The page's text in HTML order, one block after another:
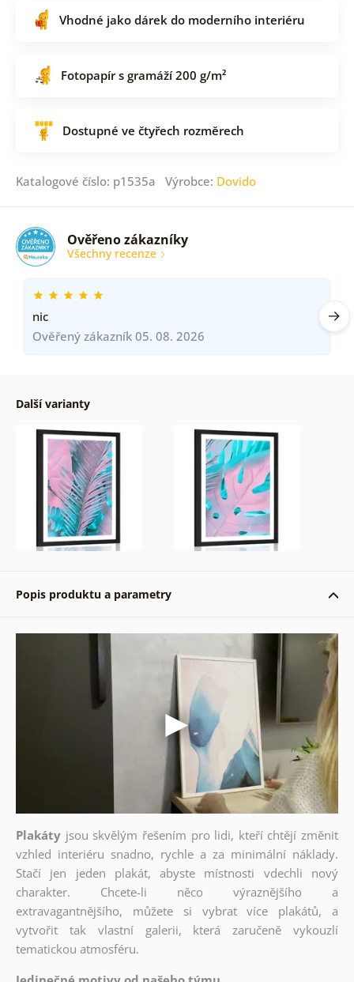
Vhodné jako dárek do moderního interiéru
Fotopapír s gramáží 200 g/m²
Dostupné ve čtyřech rozměrech
Katalogové číslo: p1535a Výrobce: Dovido
Ověřeno zákazníky
Všechny recenze
nic
Ověřený zákazník 05. 08. 2026
Další varianty
Popis produktu a parametry
Plakáty jsou skvělým řešením pro lidi, kteří chtějí změnit
vzhled interiéru snadno, rychle a za minimální náklady.
Stačí jen jeden plakát, abyste místnosti vdechli nový
charakter. Chcete-li něco výraznějšího a
extravagantnějšího, můžete si vybrat více plakátů, a
vytvořit tak vlastní galerii, která zaručeně vykouzlí
tematickou atmosféru.